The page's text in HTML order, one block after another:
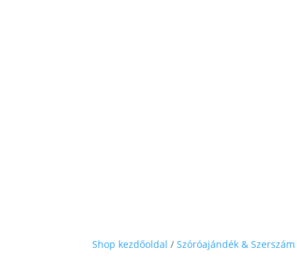
Shop kezdőoldal /Szóróajándék & Szerszám